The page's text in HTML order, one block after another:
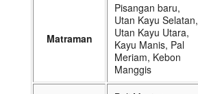
Matraman
Pisangan baru,
Utan Kayu Selatan,
Utan Kayu Utara,
Kayu Manis, Pal
Meriam, Kebon
Manggis